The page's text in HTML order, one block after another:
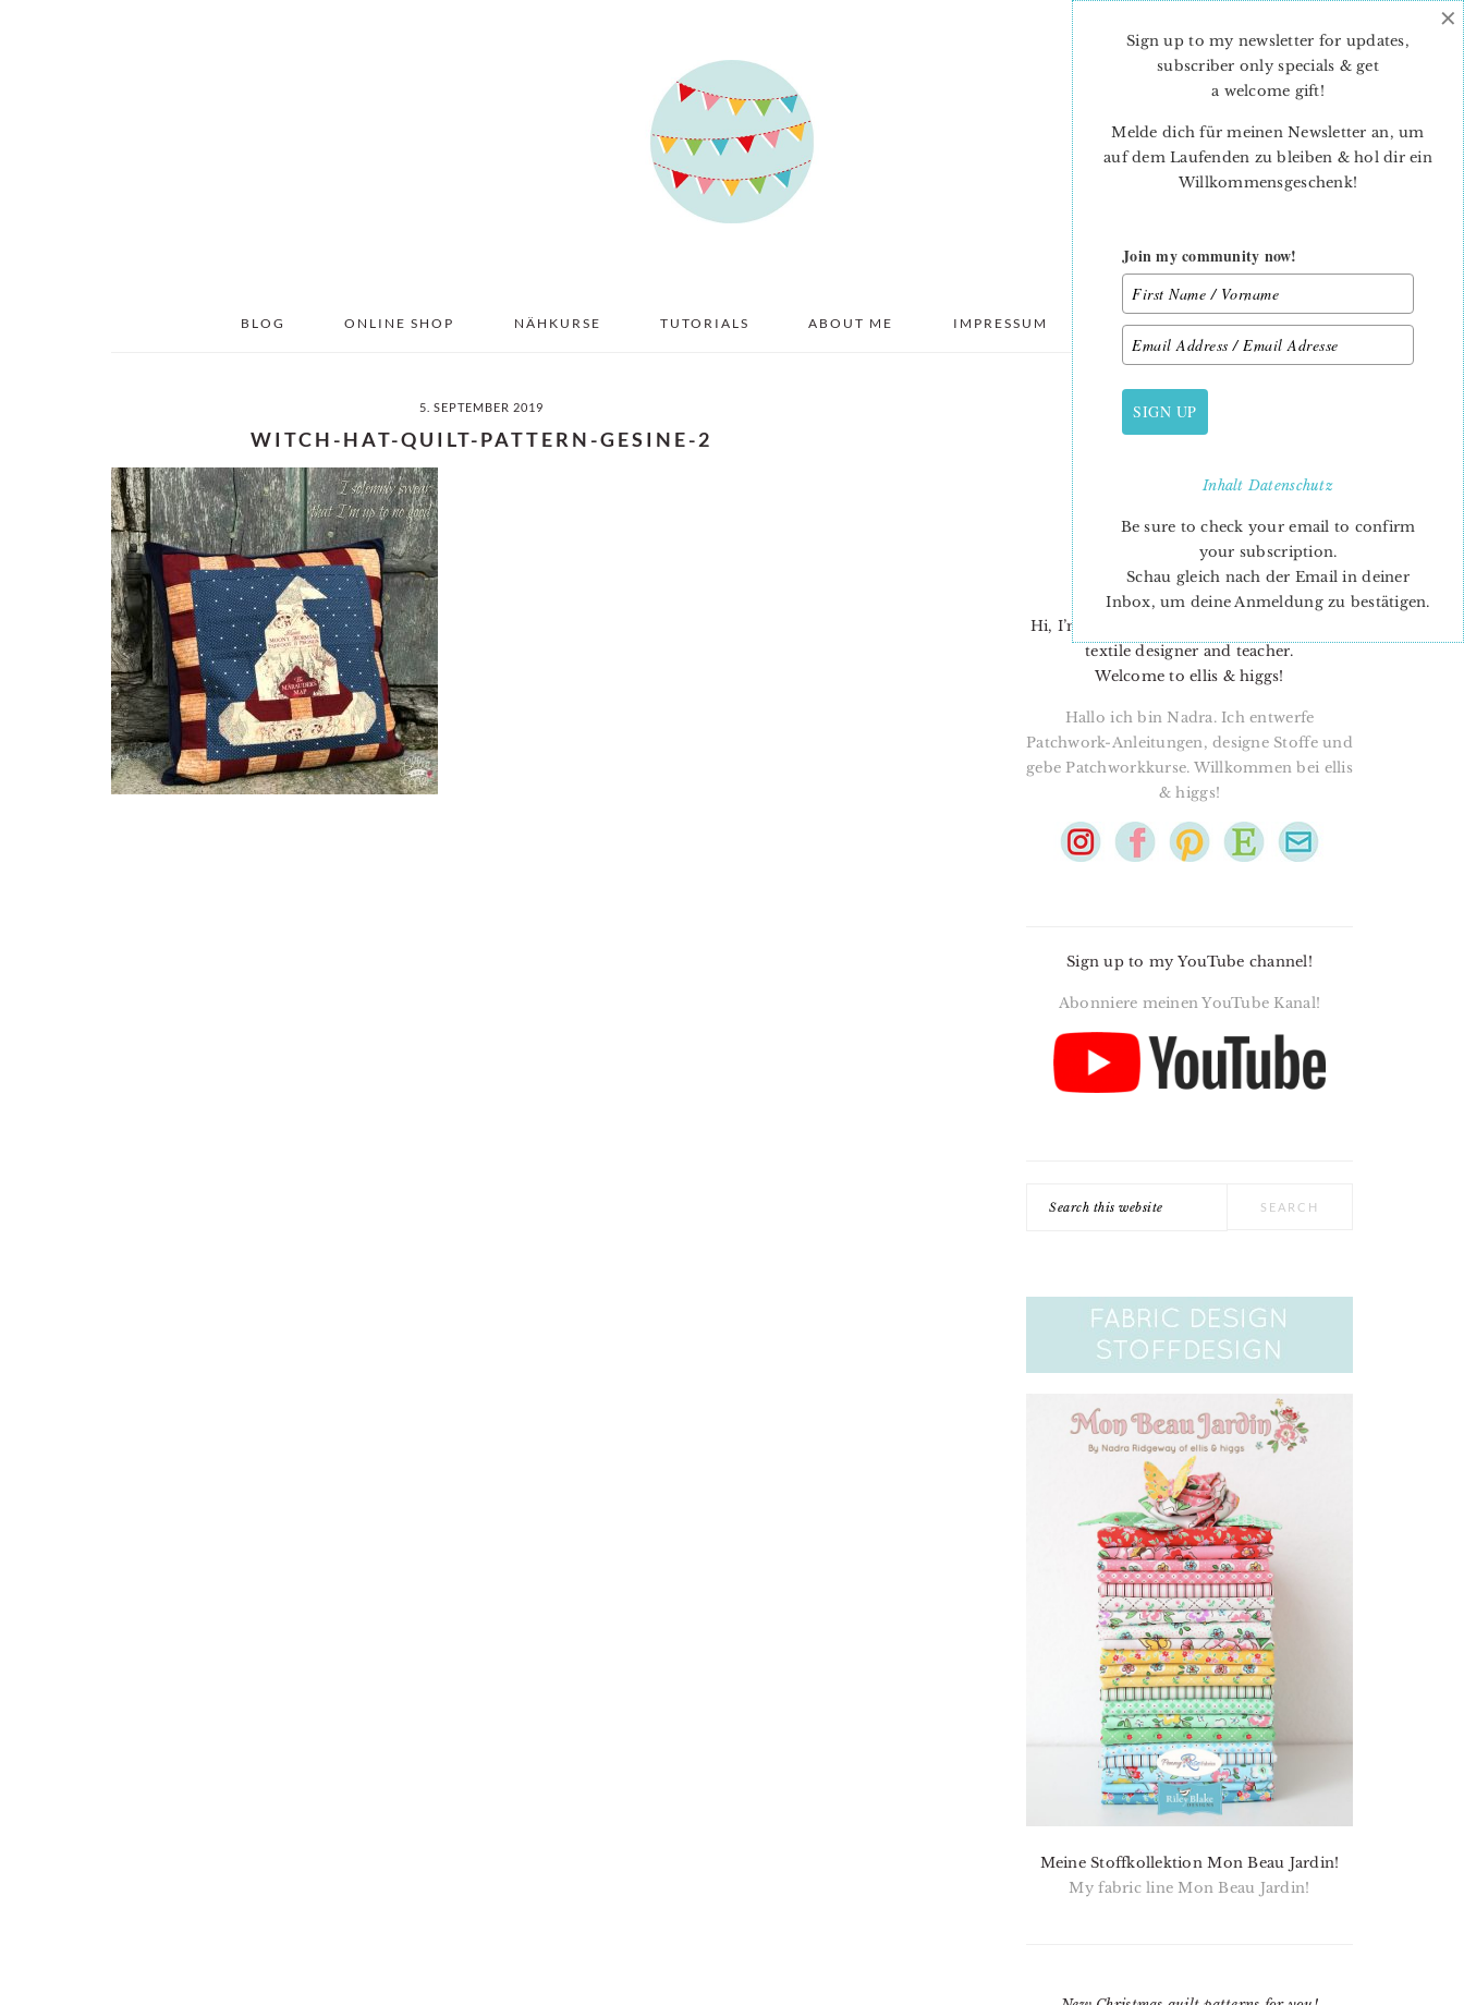
BLOG ONLINE SHOP NÄHKURSE TUTORIALS ABOUT ME IMPRESSUM DATENSCHUTZ
5. SEPTEMBER 2019
WITCH-HAT-QUILT-PATTERN-GESINE-2
PRIMARY
SIDEBAR
Hi, I’m Nadra. I’m a quilt pattern designer,
textile designer and teacher.
Welcome to ellis & higgs!
Hallo ich bin Nadra. Ich entwerfe
Patchwork-Anleitungen, designe Stoffe und
gebe Patchworkkurse. Willkommen bei ellis
& higgs!
Sign up to my YouTube channel!
Abonniere meinen YouTube Kanal!
Meine Stoffkollektion Mon Beau Jardin!
My fabric line Mon Beau Jardin!
Sign up to my newsletter for updates,
subscriber only specials & get
a welcome gift!
Melde dich für meinen Newsletter an, um
auf dem Laufenden zu bleiben & hol dir ein
Willkommensgeschenk!
Join my community now!
SIGN UP
InhaltDatenschutz
Be sure to check your email to confirm
your subscription.
Schau gleich nach der Email in deiner
Inbox, um deine Anmeldung zu bestätigen.
×